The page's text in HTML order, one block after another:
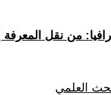
من نقل المعرفة
العلمي